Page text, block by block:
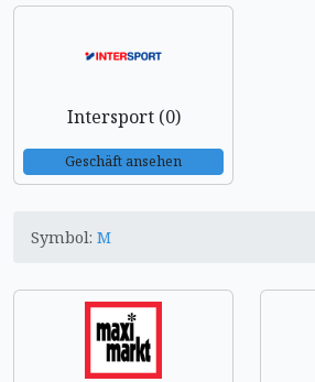
Intersport (0)
Geschäft ansehen
Symbol: M